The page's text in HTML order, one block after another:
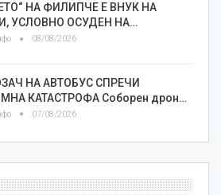
НА ФИЛИПЧЕ Е ВНУК НА
УСЛОВНО ОСУДЕН НА…
08/08/2026
НА АВТОБУС СПРЕЧИ
КАТАСТРОФА Соборен дрон…
07/08/2026